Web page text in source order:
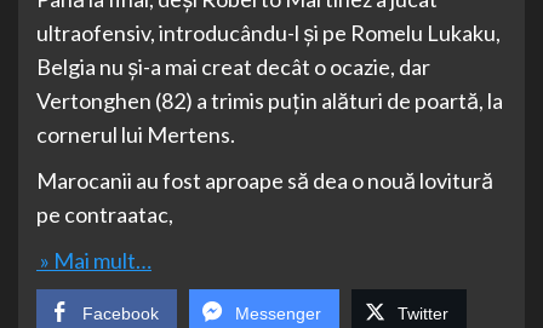
ultraofensiv, introducându-l şi pe Romelu Lukaku,
Belgia nu şi-a mai creat decât o ocazie, dar
Vertonghen (82) a trimis puţin alături de poartă, la
cornerul lui Mertens.
Marocanii au fost aproape să dea o nouă lovitură
pe contraatac,
» Mai mult…
Facebook Messenger Twitter